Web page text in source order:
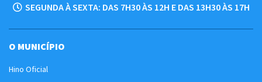
SEGUNDA À SEXTA: DAS 7H30 ÀS 12H E DAS 13H30 ÀS 17H
O MUNICÍPIO
Hino Oficial